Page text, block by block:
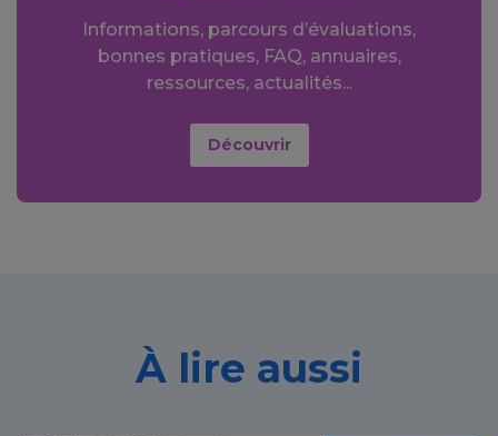
Informations, parcours d’évaluations,
bonnes pratiques, FAQ, annuaires,
ressources, actualités...
Découvrir
À lire aussi